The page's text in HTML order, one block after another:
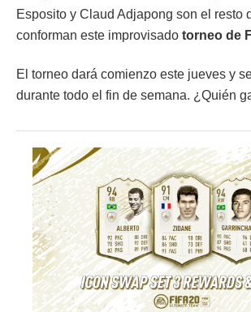
Esposito y Claud Adjapong son el resto
conforman este improvisado torneo de
El torneo dará comienzo este jueves y
durante todo el fin de semana. ¿Quién